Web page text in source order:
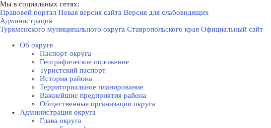
Мы в социальных сетях:
Правовой портал Новая версия сайта Версия для слабовидящих
Администрация
Туркменского муниципального округа Ставропольского края Официальный сайт
Об округе
Паспорт округа
Географическое положение
Туристский паспорт
История района
Территориальное планирование
Важнейшие предприятия района
Общественные организации округа
Администрация округа
Глава округа